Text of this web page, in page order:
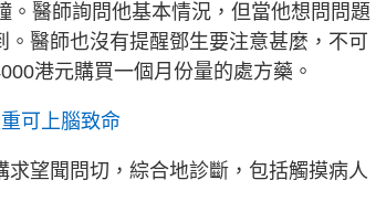
醫師詢問他基本情況，但當他想問問題
醫師也沒有提醒鄧生要注意甚麼，不可
港元購買一個月份量的處方藥。
可上腦致命
望聞問切，綜合地診斷，包括觸摸病人